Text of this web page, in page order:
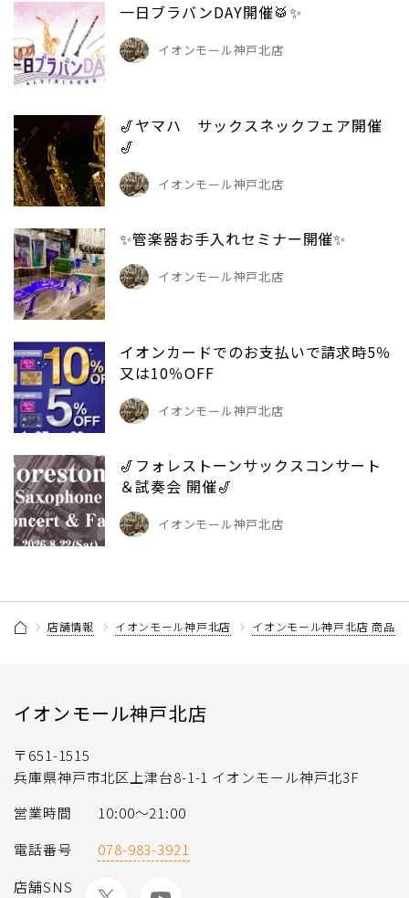
一日ブラバンDAY開催🥁✨
イオンモール神戸北店
🎷ヤマハ サックスネックフェア開催
🎷
イオンモール神戸北店
✨管楽器お手入れセミナー開催✨
イオンモール神戸北店
イオンカードでのお支払いで請求時5％
又は10％OFF
イオンモール神戸北店
🎷フォレストーンサックスコンサート
＆試奏会 開催🎷
イオンモール神戸北店
店舗情報 イオンモール神戸北店 イオンモール神戸北店 商品
イオンモール神戸北店
〒651-1515
兵庫県神戸市北区上津台8-1-1 イオンモール神戸北3F
営業時間
10:00〜21:00
電話番号
078-983-3921
店舗SNS